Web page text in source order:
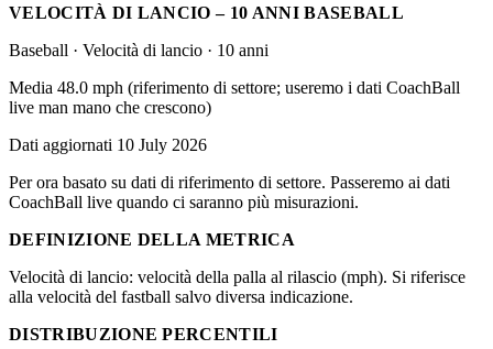
VELOCITÀ DI LANCIO – 10 ANNI BASEBALL
Baseball · Velocità di lancio · 10 anni
Media 48.0 mph (riferimento di settore; useremo i dati CoachBall
live man mano che crescono)
Dati aggiornati 10 July 2026
Per ora basato su dati di riferimento di settore. Passeremo ai dati
CoachBall live quando ci saranno più misurazioni.
DEFINIZIONE DELLA METRICA
Velocità di lancio: velocità della palla al rilascio (mph). Si riferisce
alla velocità del fastball salvo diversa indicazione.
DISTRIBUZIONE PERCENTILI